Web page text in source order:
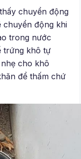
chuyển động
chuyển động khi
trong nước
trứng khô tự
cho khô
để thấm chứ